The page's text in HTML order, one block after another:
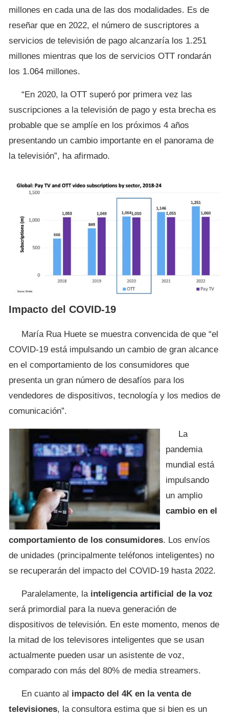
millones en cada una de las dos modalidades. Es de
reseñar que en 2022, el número de suscriptores a
servicios de televisión de pago alcanzaría los 1.251
millones mientras que los de servicios OTT rondarán
los 1.064 millones.
“En 2020, la OTT superó por primera vez las
suscripciones a la televisión de pago y esta brecha es
probable que se amplíe en los próximos 4 años
presentando un cambio importante en el panorama de
la televisión”, ha afirmado.
Impacto del COVID-19
María Rua Huete se muestra convencida de que “el
COVID-19 está impulsando un cambio de gran alcance
en el comportamiento de los consumidores que
presenta un gran número de desafíos para los
vendedores de dispositivos, tecnología y los medios de
comunicación”.
La
pandemia
mundial está
impulsando
un amplio
cambio en el
comportamiento de los consumidores. Los envíos
de unidades (principalmente teléfonos inteligentes) no
se recuperarán del impacto del COVID-19 hasta 2022.
Paralelamente, la inteligencia artificial de la voz
será primordial para la nueva generación de
dispositivos de televisión. En este momento, menos de
la mitad de los televisores inteligentes que se usan
actualmente pueden usar un asistente de voz,
comparado con más del 80% de media streamers.
En cuanto al impacto del 4K en la venta de
televisiones, la consultora estima que si bien es un